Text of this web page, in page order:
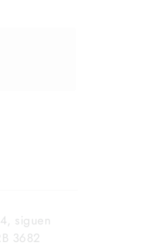
siguen
3682